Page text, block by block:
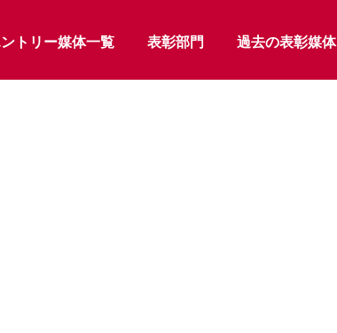
トリー媒体一覧 表彰部門 過去の表彰媒体